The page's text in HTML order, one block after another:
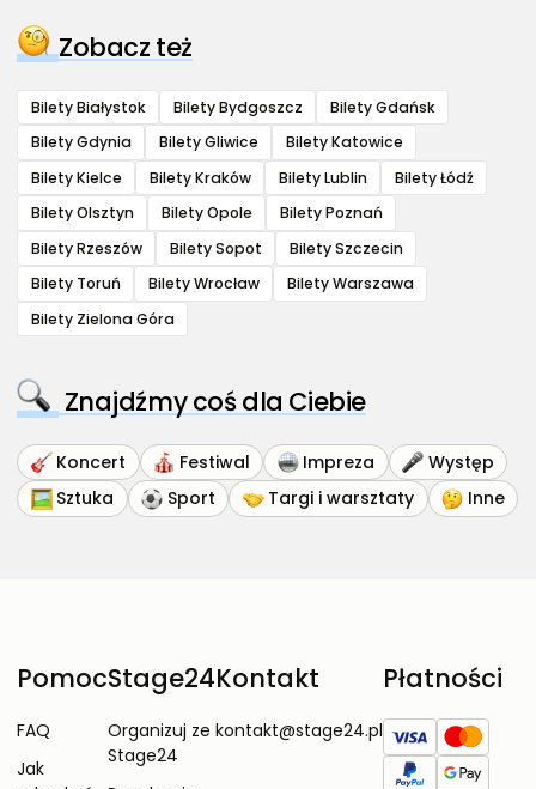
Zobacz też
Bilety Białystok Bilety Bydgoszcz
Bilety Gdańsk
Bilety Gdynia
Bilety Gliwice
Bilety Katowice
Bilety Kielce
Bilety Kraków Bilety Lublin
Bilety Łódź
Bilety Olsztyn
Bilety Opole
Bilety Poznań
Bilety Rzeszów
Bilety Sopot
Bilety Szczecin
Bilety Toruń
Bilety Wrocław
Bilety Warszawa
Bilety Zielona Góra
Znajdźmy coś dla Ciebie
Koncert Festiwal Impreza
Występ
Sztuka
Sport Targi i warsztaty Inne
Pomoc
FAQ
Jak
Stage24
Organizuj ze
Stage24
Kontakt
kontakt@stage24.pl
Płatności